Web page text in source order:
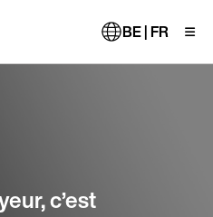
BE | FR
c’est